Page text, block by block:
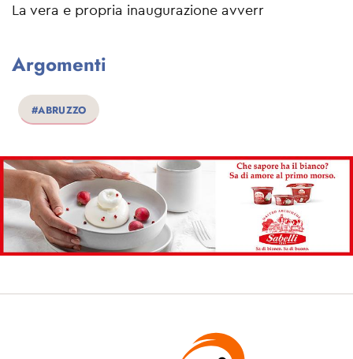
La vera e propria inaugurazione avverr
Argomenti
#ABRUZZO